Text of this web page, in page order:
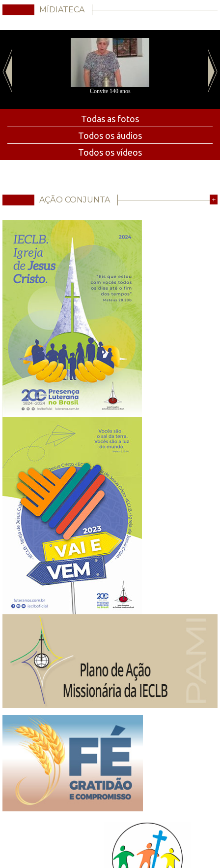
MÍDIATECA
Convite 140 anos
Todas as fotos
Todos os áudios
Todos os vídeos
AÇÃO CONJUNTA +